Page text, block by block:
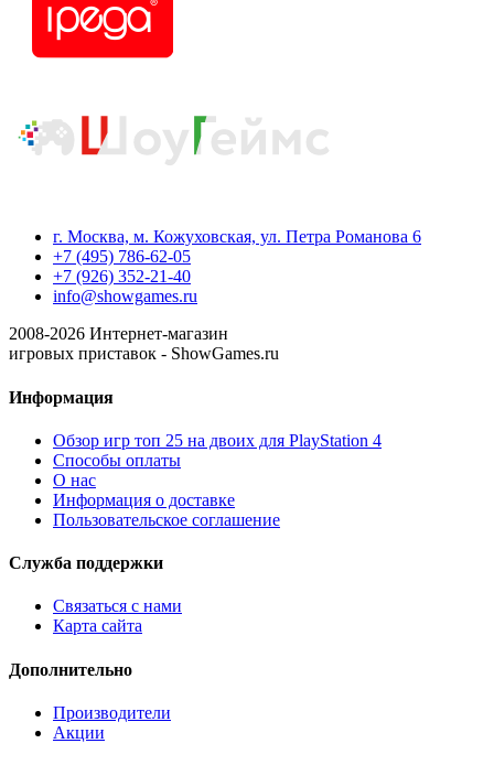
г. Москва, м. Кожуховская, ул. Петра Романова 6
+7 (495) 786-62-05
+7 (926) 352-21-40
info@showgames.ru
2008-2026 Интернет-магазин
игровых приставок - ShowGames.ru
Информация
Обзор игр топ 25 на двоих для PlayStation 4
Способы оплаты
О нас
Информация о доставке
Пользовательское соглашение
Служба поддержки
Связаться с нами
Карта сайта
Дополнительно
Производители
Акции